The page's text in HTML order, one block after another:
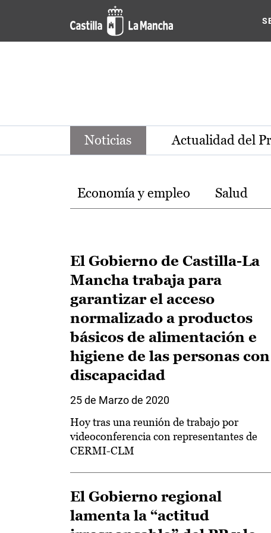
Pasar al contenido principal
Noticias de la región de
Noticias Actualidad del
Temas
Economía y empleo Salud
El Gobierno de Castilla-La
Mancha trabaja para
garantizar el acceso
normalizado a productos
básicos de alimentación e
higiene de las personas con
discapacidad
25 de Marzo de 2020
Hoy tras una reunión de trabajo por
videoconferencia con representantes de
CERMI-CLM
El Gobierno regional
lamenta la “actitud